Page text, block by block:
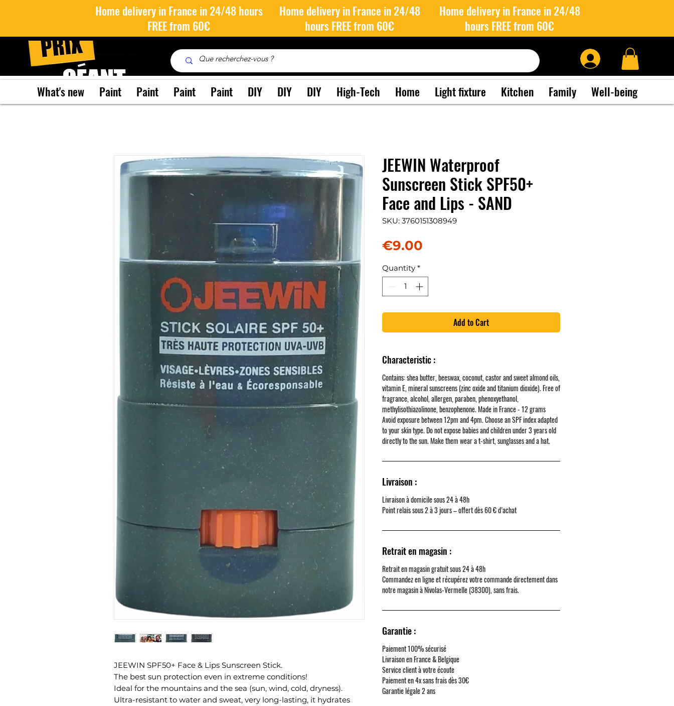
Home delivery in France in 24/48 hours
FREE from 60€
Home delivery in France in 24/48
hours FREE from 60€
Home delivery in France in 24/48
hours FREE from 60€
What's new Paint Paint Paint Paint DIY DIY DIY High-Tech Home Light fixture Kitchen Family Well-being
JEEWIN SPF50+ Face & Lips Sunscreen Stick.
The best sun protection even in extreme conditions!
Ideal for the mountains and the sea (sun, wind, cold, dryness).
Ultra-resistant to water and sweat, very long-lasting, it hydrates
JEEWIN Waterproof
Sunscreen Stick SPF50+
Face and Lips - SAND
SKU: 3760151308949
€9.00
Quantity *
Add to Cart
Characteristic :
Contains: shea butter, beeswax, coconut, castor and sweet almond oils,
vitamin E, mineral sunscreens (zinc oxide and titanium dioxide). Free of
fragrance, alcohol, allergen, paraben, phenoxyethanol,
methylisothiazolinone, benzophenone. Made in France - 12 grams
Avoid exposure between 12pm and 4pm. Choose an SPF index adapted
to your skin type. Do not expose babies and children under 3 years old
directly to the sun. Make them wear a t-shirt, sunglasses and a hat.
Livraison :
Livraison à domicile sous 24 à 48h
Point relais sous 2 à 3 jours – offert dès 60 € d’achat
Retrait en magasin :
Retrait en magasin gratuit sous 24 à 48h
Commandez en ligne et récupérez votre commande directement dans
notre magasin àNivolas-Vermelle (38300), sans frais.
Garantie :
Paiement 100% sécurisé
Livraison en France & Belgique
Service client à votre écoute
Paiement en 4x sans frais dès 30€
Garantie légale 2 ans